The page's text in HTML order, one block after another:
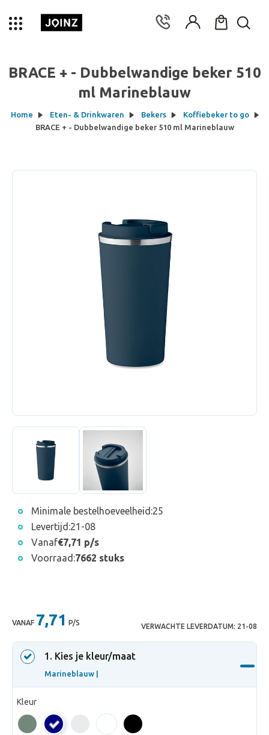
BRACE + - Dubbelwandige beker 510
ml Marineblauw
Home Eten- & Drinkwaren Bekers
Koffiebeker to go
BRACE + - Dubbelwandige beker 510 ml Marineblauw
Minimale bestelhoeveelheid:25
Levertijd:21-08
Vanaf€7,71 p/s
Voorraad:7662 stuks
VANAF 7,71 P/S VERWACHTE LEVERDATUM: 21-08
1 . Kies je kleur/maat
Marineblauw |
Kleur
Marineblauw